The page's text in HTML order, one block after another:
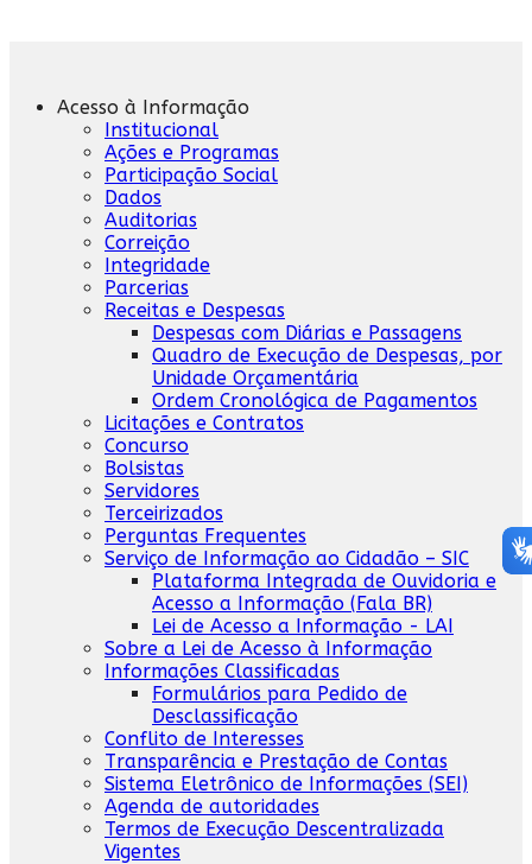
Acesso à Informação
Institucional
Ações e Programas
Participação Social
Dados
Auditorias
Correição
Integridade
Parcerias
Receitas e Despesas
Despesas com Diárias e Passagens
Quadro de Execução de Despesas, por
Unidade Orçamentária
Ordem Cronológica de Pagamentos
Licitações e Contratos
Concurso
Bolsistas
Servidores
Terceirizados
Perguntas Frequentes
Serviço de Informação ao Cidadão – SIC
Plataforma Integrada de Ouvidoria e
Acesso a Informação (Fala BR)
Lei de Acesso a Informação - LAI
Sobre a Lei de Acesso à Informação
Informações Classificadas
Formulários para Pedido de
Desclassificação
Conflito de Interesses
Transparência e Prestação de Contas
Sistema Eletrônico de Informações (SEI)
Agenda de autoridades
Termos de Execução Descentralizada
Vigentes